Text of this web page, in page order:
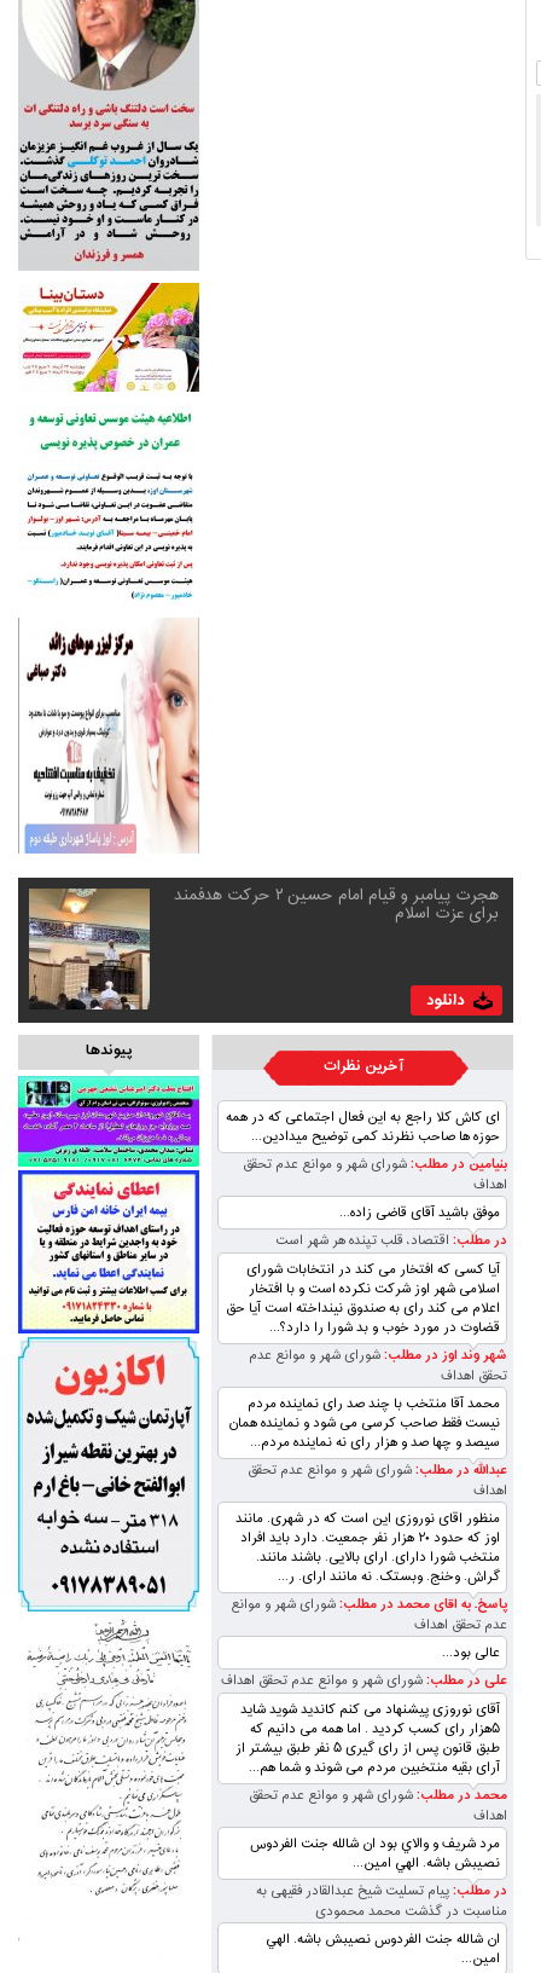
هجرت پیامبر و قیام امام حسین ۲ حرکت هدفمند
برای عزت اسلام
آخرین نظرات
ای کاش کلا راجع به این فعال اجتماعی که در همه
حوزه ها صاحب نظرند کمی توضیح میدادین...
بنیامین در مطلب:شورای شهر و موانع عدم تحقق
اهداف
موفق باشید آقای قاضی زاده...
در مطلب: اقتصاد، قلب تپنده‌ هر شهر است
آیا کسی که افتخار می کند در انتخابات شورای
اسلامی شهر اوز شرکت نکرده است و با افتخار
اعلام می کند رای به صندوق نینداخته است آیا حق
قضاوت در مورد خوب و بد شورا را دارد؟...
شهر وند اوز در مطلب:شورای شهر و موانع عدم
تحقق اهداف
محمد آقا منتخب با چند صد رای نماینده مردم
نیست فقط صاحب کرسی می شود و نماینده همان
سیصد و چها صد و هزار رای نه نماینده مردم...
عبدالله در مطلب:شورای شهر و موانع عدم تحقق
اهداف
منظور اقای نوروزی این است که در شهری. مانند
اوز که حدود ۲۰ هزار نفر جمعیت. دارد باید افراد
منتخب شورا دارای. ارای بالایی. باشند مانند.
گراش. وخنج. وبستک. نه مانند ارای. ر...
پاسخ. به اقای محمد در مطلب:شورای شهر و موانع
عدم تحقق اهداف
عالی بود...
علی در مطلب:شورای شهر و موانع عدم تحقق اهداف
آقای نوروزی پیشنهاد می کنم کاندید شوید شاید
۵هزار رای کسب کردید . اما همه می دانیم که
طبق قانون پس از رای گیری ۵ نفر طبق بیشتر از
آرای بقیه منتخبین مردم می شوند و شما هم...
محمد در مطلب:شورای شهر و موانع عدم تحقق
اهداف
مرد شريف و والاي بود ان شالله جنت الفردوس
نصيبش باشه. الهي امين...
در مطلب:پیام تسلیت شیخ عبدالقادر فقیهی به
مناسبت در گذشت محمد محمودی
ان شالله جنت الفردوس نصيبش باشه. الهي
امين...
پیوندها